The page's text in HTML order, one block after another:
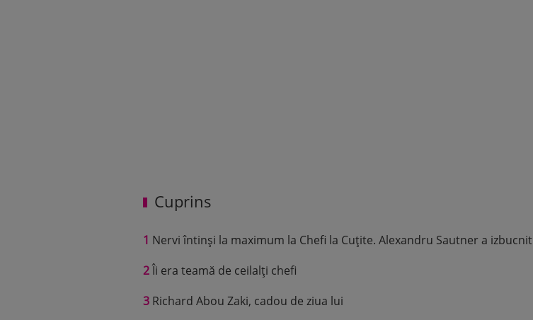
Cuprins
1 Nervi întinși la maximum la Chefi la Cuțite. Alexandru Sautner a izbucnit
2Îi era teamă de ceilalți chefi
3 Richard Abou Zaki, cadou de ziua lui